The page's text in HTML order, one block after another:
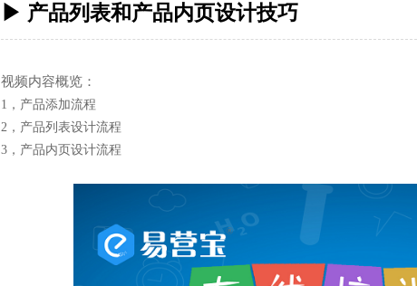
▶ 产品列表和产品内页设计技巧
视频内容概览：
1，产品添加流程
2，产品列表设计流程
3，产品内页设计流程